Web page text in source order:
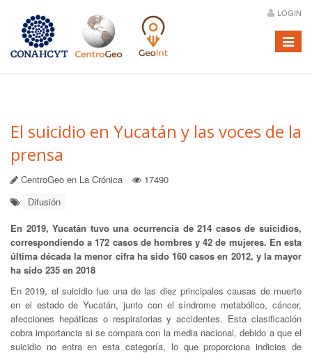
LOGIN
Menú
El suicidio en Yucatán y las voces de la
prensa
CentroGeo en La Crónica
17490
Difusión
En 2019, Yucatán tuvo una ocurrencia de 214 casos de suicidios,
correspondiendo a 172 casos de hombres y 42 de mujeres. En esta
última década la menor cifra ha sido 160 casos en 2012, y la mayor
ha sido 235 en 2018
En 2019, el suicidio fue una de las diez principales causas de muerte
en el estado de Yucatán, junto con el síndrome metabólico, cáncer,
afecciones hepáticas o respiratorias y accidentes. Esta clasificación
cobra importancia si se compara con la media nacional, debido a que el
suicidio no entra en esta categoría, lo que proporciona indicios de